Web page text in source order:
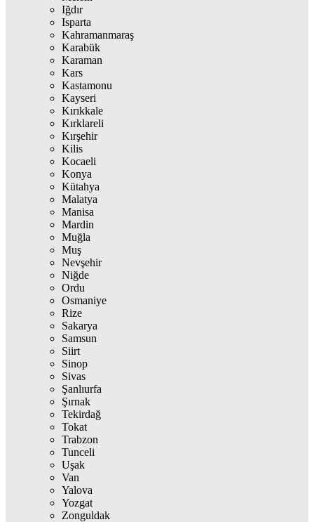
Iğdır
Isparta
Kahramanmaraş
Karabük
Karaman
Kars
Kastamonu
Kayseri
Kırıkkale
Kırklareli
Kırşehir
Kilis
Kocaeli
Konya
Kütahya
Malatya
Manisa
Mardin
Muğla
Muş
Nevşehir
Niğde
Ordu
Osmaniye
Rize
Sakarya
Samsun
Siirt
Sinop
Sivas
Şanlıurfa
Şırnak
Tekirdağ
Tokat
Trabzon
Tunceli
Uşak
Van
Yalova
Yozgat
Zonguldak